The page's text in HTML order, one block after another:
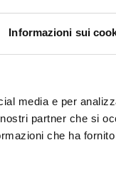
Informazioni sui
media e per
partner che si
che ha